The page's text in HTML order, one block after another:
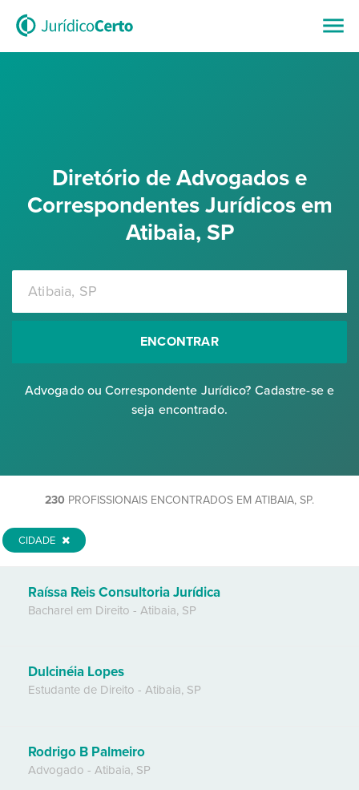
Diretório de Advogados e
Correspondentes Jurídicos em
Atibaia, SP
ENCONTRAR
Advogado ou Correspondente Jurídico? Cadastre-se e
seja encontrado.
230 PROFISSIONAIS ENCONTRADOS EM ATIBAIA, SP.
CIDADE
Raíssa Reis Consultoria Jurídica
Bacharel em Direito - Atibaia, SP
Dulcinéia Lopes
Estudante de Direito - Atibaia, SP
Rodrigo B Palmeiro
Advogado - Atibaia, SP